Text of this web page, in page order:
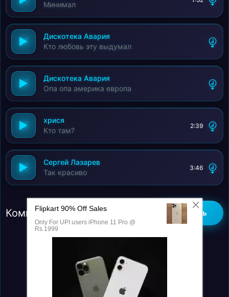
только кукла!
Твой месседж этим утром самый первый, самый
ранний!
Берегись своих желаний и кто любовь эту выдумал.
Минимал
Дискотека Авария
Кто любовь эту выдумал
Дискотека Авария
Опа опа америка европа
хрися
Кто там?
2:39
Сергей Лазарев
Так красиво
3:46
Комментарии (0) Добавить